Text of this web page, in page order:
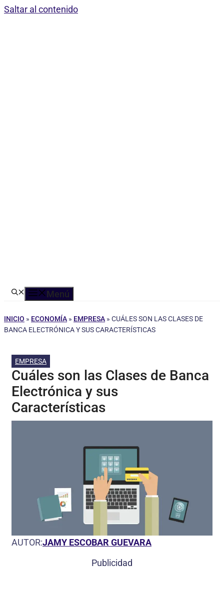
Saltar al contenido
Menú
INICIO » ECONOMÍA » EMPRESA » CUÁLES SON LAS CLASES DE
BANCA ELECTRÓNICA Y SUS CARACTERÍSTICAS
EMPRESA
Cuáles son las Clases de Banca
Electrónica y sus
Características
AUTOR:JAMY ESCOBAR GUEVARA
Publicidad